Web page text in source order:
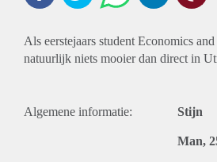
Als eerstejaars student Economics
natuurlijk niets mooier dan direct in
Algemene informatie: Stijn
Man,